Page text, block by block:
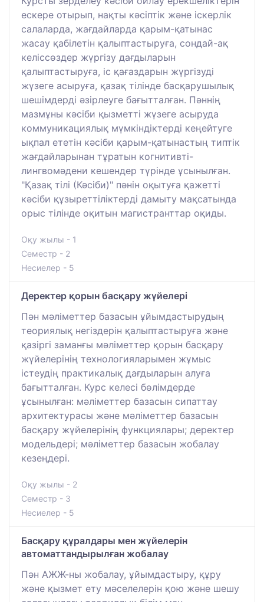
ескере отырып, нақты кәсіптік және іскерлік
салаларда, жағдайларда қарым-қатынас
жасау қабілетін қалыптастыруға, сондай-ақ
келіссөздер жүргізу дағдыларын
қалыптастыруға, іс қағаздарын жүргізуді
жүзеге асыруға, қазақ тілінде басқарушылық
шешімдерді әзірлеуге бағытталған. Пәннің
мазмұны кәсіби қызметті жүзеге асыруда
коммуникациялық мүмкіндіктерді кеңейтуге
ықпал ететін кәсіби қарым-қатынастың типтік
жағдайларынан тұратын когнитивті-
лингвомәдени кешендер түрінде ұсынылған.
"Қазақ тілі (Кәсіби)" пәнін оқытуға қажетті
кәсіби құзыреттіліктерді дамыту мақсатында
орыс тілінде оқитын магистранттар оқиды.
Оқу жылы - 1
Семестр - 2
Несиелер - 5
Деректер қорын басқару жүйелері
Пән мәліметтер базасын ұйымдастырудың
теориялық негіздерін қалыптастыруға және
қазіргі заманғы мәліметтер қорын басқару
жүйелерінің технологияларымен жұмыс
істеудің практикалық дағдыларын алуға
бағытталған. Курс келесі бөлімдерде
ұсынылған: мәліметтер базасын сипаттау
архитектурасы және мәліметтер базасын
басқару жүйелерінің функциялары; деректер
модельдері; мәліметтер базасын жобалау
кезеңдері.
Оқу жылы - 2
Семестр - 3
Несиелер - 5
Басқару құралдары мен жүйелерін
автоматтандырылған жобалау
Пән АЖЖ-ны жобалау, ұйымдастыру, құру
және қызмет ету мәселелерін қою және шешу